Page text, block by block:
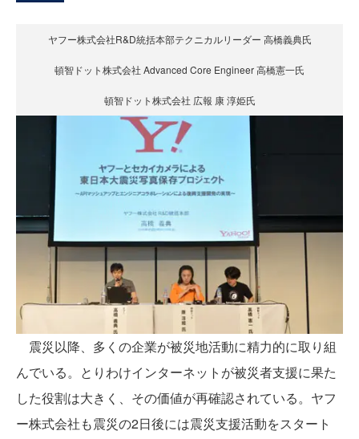
ヤフー株式会社R&D統括本部テクニカルリーダー 高橋義典氏
頓智ドット株式会社 Advanced Core Engineer 高橋憲一氏
頓智ドット株式会社 広報 康 淳姫氏
震災以降、多くの企業が被災地活動に精力的に取り組
んでいる。とりわけインターネットが被災者支援に果た
した役割は大きく、その価値が再確認されている。ヤフ
ー株式会社も震災の2日後には震災支援活動をスタート